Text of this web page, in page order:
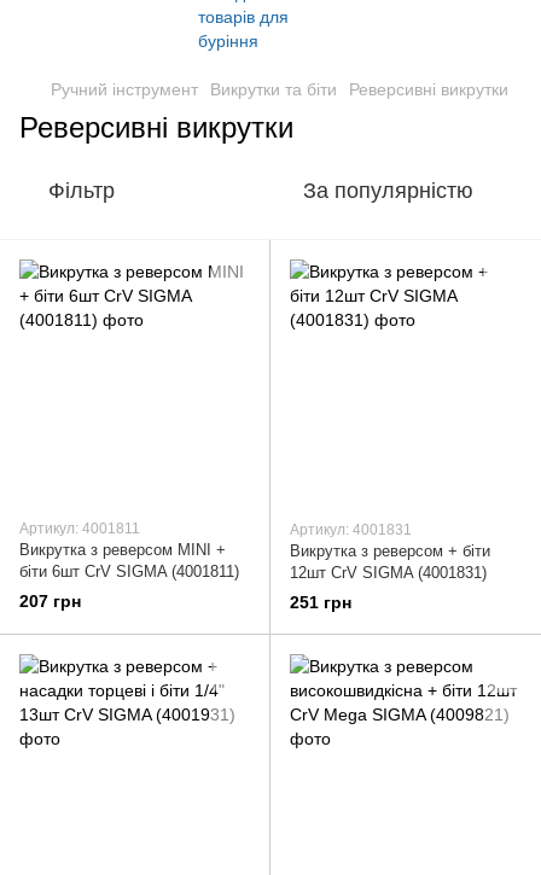
Ручний інструмент Викрутки та біти Реверсивні викрутки
Реверсивні викрутки
Фільтр За популярністю
Артикул: 4001811
Викрутка з реверсом MINI +
біти 6шт CrV SIGMA (4001811)
207 грн
Артикул: 4001831
Викрутка з реверсом + біти
12шт CrV SIGMA (4001831)
251 грн